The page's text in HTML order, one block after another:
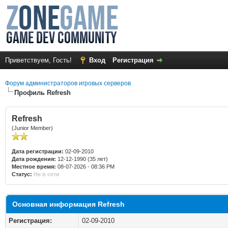
Приветствуем, Гость! Вход Регистрация
Форум администраторов игровых серверов
Профиль Refresh
Refresh
(Junior Member)
Дата регистрации: 02-09-2010
Дата рождения: 12-12-1990 (35 лет)
Местное время: 08-07-2026 - 08:36 PM
Статус: Не в сети
Основная информация Refresh
Регистрация:
02-09-2010